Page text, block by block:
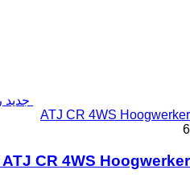
ATJ CR 4WS Hoogwerker
6
CR 4WS Hoogwerker